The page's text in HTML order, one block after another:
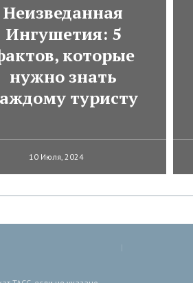
Неизведанная
Ингушетия: 5
которые
нужно знать
туристу
10 Июля, 2024